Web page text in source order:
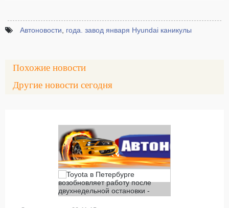
Автоновости года. завод января Hyundai каникулы
Похожие новости
Другие новости сегодня